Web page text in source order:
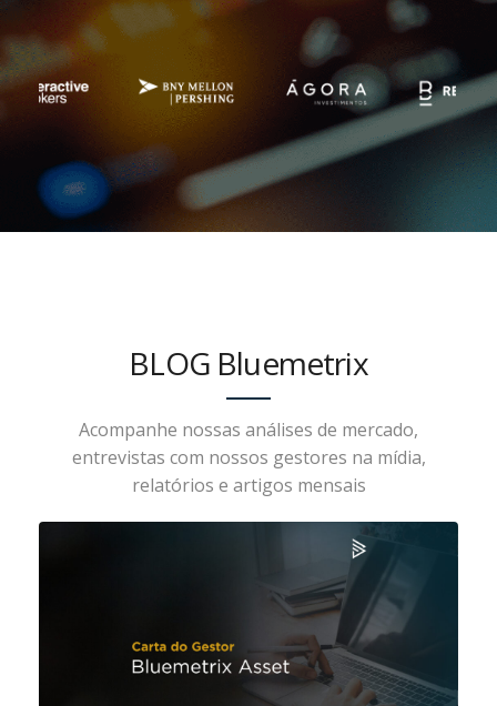
BLOG Bluemetrix
Acompanhe nossas análises de mercado,
entrevistas com nossos gestores na mídia,
relatórios e artigos mensais